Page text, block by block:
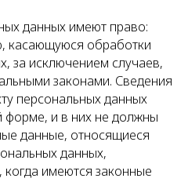
данных имеют право:
касающуюся обработки
за исключением случаев,
законами. Сведения
персональных данных
форме, и в них не должны
данные, относящиеся
данных,
имеются законные